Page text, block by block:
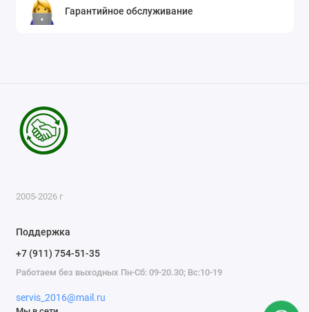
Гарантийное обслуживание
2005-2026 г
Поддержка
+7 (911) 754-51-35
Работаем без выходных Пн-Сб: 09-20.30; Вс:10-19
servis_2016@mail.ru